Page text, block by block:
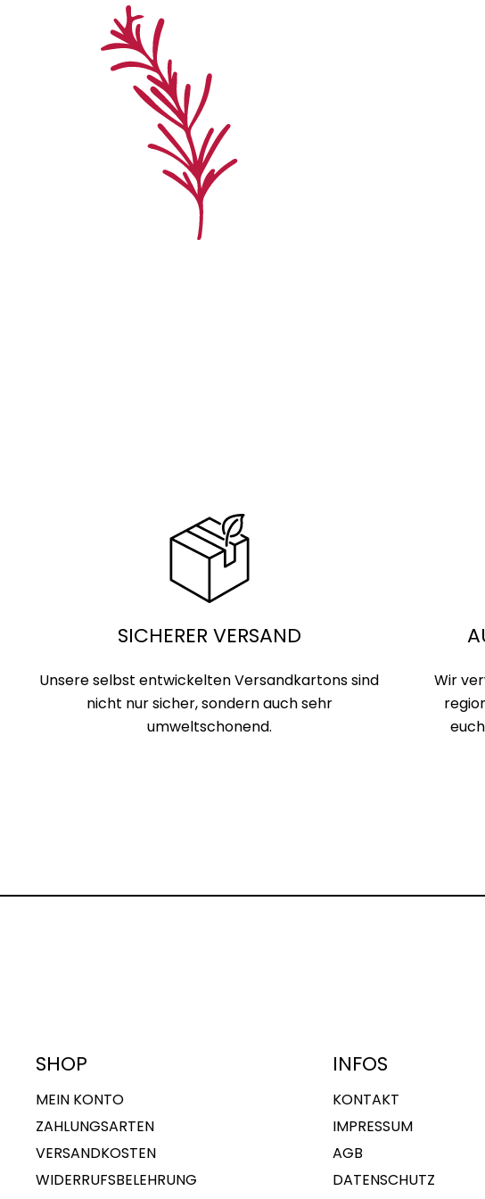
SICHERER VERSAND
Unsere selbst entwickelten Versandkartons sind
nicht nur sicher, sondern auch sehr
umweltschonend.
Wir
SHOP
MEIN KONTO
ZAHLUNGSARTEN
VERSANDKOSTEN
WIDERRUFSBELEHRUNG
INFOS
KONTAKT
IMPRESSUM
AGB
DATENSCHUTZ